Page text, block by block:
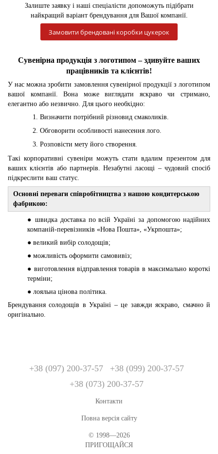
Залиште заявку і наші спеціалісти допоможуть підібрати
найкращий варіант брендування для Вашої компанії.
Замовити брендовані коробки цукерок
Сувенірна продукція з логотипом – здивуйте ваших
працівників та клієнтів!
У нас можна зробити замовлення сувенірної продукції з логотипом
вашої компанії. Вона може виглядати яскраво чи стримано,
елегантно або незвично. Для цього необхідно:
Визначити потрібний різновид смаколиків.
Обговорити особливості нанесення лого.
Розповісти мету його створення.
Такі корпоративні сувеніри можуть стати вдалим презентом для
ваших клієнтів або партнерів. Незабутні ласощі – чудовий спосіб
підкреслити ваш статус.
Основні переваги співробітництва з нашою кондитерською
фабрикою:
● швидка доставка по всій Україні за допомогою надійних
компаній-перевізників «Нова Пошта», «Укрпошта»;
● великий вибір солодощів;
● можливість оформити самовивіз;
● виготовлення відправлення товарів в максимально короткі
терміни;
● лояльна цінова політика.
Брендування солодощів в Україні – це завжди яскраво, смачно й
оригінально.
+38 (097) 200-37-57
+38 (099) 200-37-57
+38 (073) 200-37-57
Контакти
Повна версія сайту
© 1998—2026
ПРИГОЩАЙСЯ